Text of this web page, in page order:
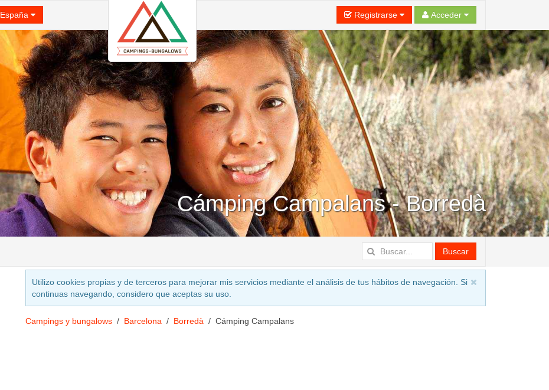
España Registrarse Acceder
Cámping Campalans - Borredà
Buscar
Utilizo cookies propias y de terceros para mejorar mis servicios mediante el análisis de tus hábitos de navegación. Si
continuas navegando, considero que aceptas su uso.
Campings y bungalows Barcelona Borredà Cámping Campalans